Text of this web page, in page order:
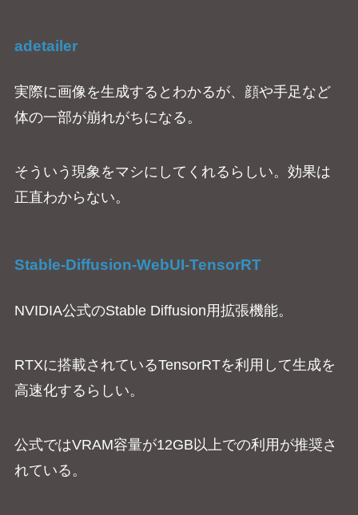
adetailer
実際に画像を生成するとわかるが、顔や手足など
体の一部が崩れがちになる。
そういう現象をマシにしてくれるらしい。効果は
正直わからない。
Stable-Diffusion-WebUI-TensorRT
NVIDIA公式のStable Diffusion用拡張機能。
RTXに搭載されているTensorRTを利用して生成を
高速化するらしい。
公式ではVRAM容量が12GB以上での利用が推奨さ
れている。